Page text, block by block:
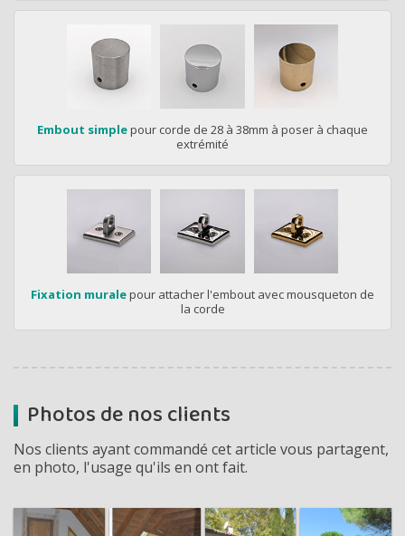
Embout simplepour corde de 28 à 38mm à poser à chaque
extrémité
Fixation muralepour attacher l'embout avec mousqueton de
la corde
Photos de nos clients
Nos clients ayant commandé cet article vous partagent,
en photo, l'usage qu'ils en ont fait.